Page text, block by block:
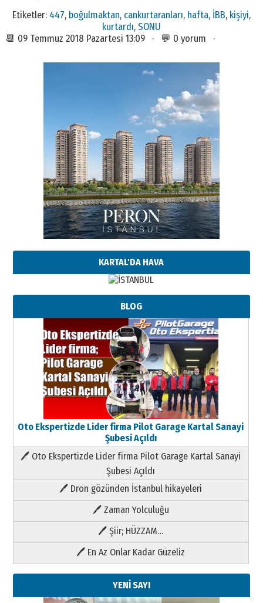
Etiketler: 447, boğulmaktan, cankurtaranları, hafta, İBB, kişiyi,
kurtardı, SONU
📆 09 Temmuz 2018 Pazartesi 13:09 · 💬 0 yorum ·
KARTAL'DA HAVA
BLOG
Oto Ekspertizde Lider firma Pilot Garage Kartal Sanayi
Şubesi Açıldı
🖊 Oto Ekspertizde Lider firma Pilot Garage Kartal Sanayi
Şubesi Açıldı
🖊 Dron gözünden İstanbul hikayeleri
🖊 Zaman Yolculuğu
🖊 Şiir; HÜZZAM…
🖊 En Az Onlar Kadar Güzeliz
YENİ SAYI